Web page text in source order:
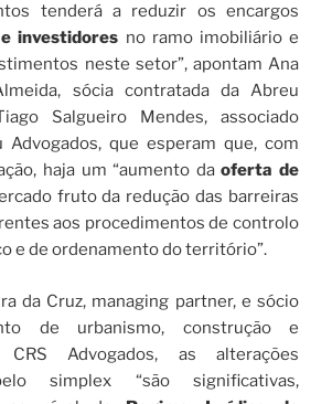
tenderá a reduzir os encargos
investidores no ramo imobiliário e
neste setor”, apontam Ana
sócia contratada da Abreu
Salgueiro Mendes, associado
Advogados, que esperam que, com
haja um “aumento daoferta de
fruto da redução das barreiras
aos procedimentos de controlo
e de ordenamento do território”.
da Cruz, managing partner, e sócio
de urbanismo, construção e
Advogados, as alterações
simplex “são significativas,